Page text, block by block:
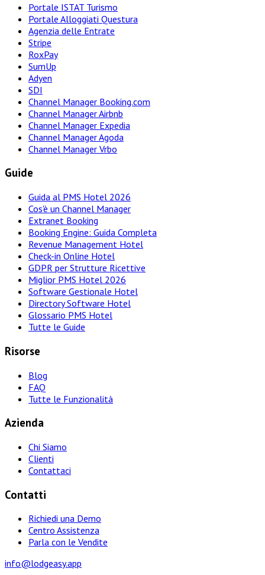
Portale ISTAT Turismo
Portale Alloggiati Questura
Agenzia delle Entrate
Stripe
RoxPay
SumUp
Adyen
SDI
Channel Manager Booking.com
Channel Manager Airbnb
Channel Manager Expedia
Channel Manager Agoda
Channel Manager Vrbo
Guide
Guida al PMS Hotel 2026
Cos'è un Channel Manager
Extranet Booking
Booking Engine: Guida Completa
Revenue Management Hotel
Check-in Online Hotel
GDPR per Strutture Ricettive
Miglior PMS Hotel 2026
Software Gestionale Hotel
Directory Software Hotel
Glossario PMS Hotel
Tutte le Guide
Risorse
Blog
FAQ
Tutte le Funzionalità
Azienda
Chi Siamo
Clienti
Contattaci
Contatti
Richiedi una Demo
Centro Assistenza
Parla con le Vendite
info@lodgeasy.app